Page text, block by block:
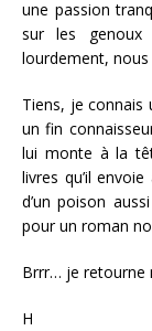
une passion
sur les
lourdement,
Tiens, je connais
un fin
lui monte à la
livres qu’il
d’un poison
pour un roman
Brrr… je retourne
H